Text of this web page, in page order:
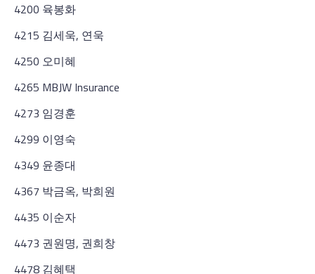
4200 육봉화
4215 김세욱, 연욱
4250 오미혜
4265 MBJW Insurance
4273 임경훈
4299 이영숙
4349 윤종대
4367 박금옥, 박희원
4435 이순자
4473 권원명, 권희창
4478 김혜택